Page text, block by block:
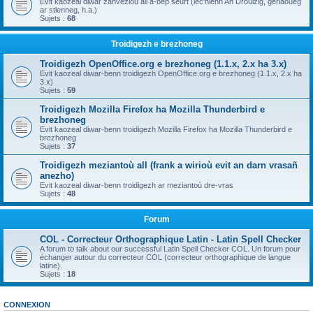
ar stlenneg, h.a.)
Sujets : 68
Troidigezh e brezhoneg
Troidigezh OpenOffice.org e brezhoneg (1.1.x, 2.x ha 3.x)
Evit kaozeal diwar-benn troidigezh OpenOffice.org e brezhoneg (1.1.x, 2.x ha
3.x)
Sujets : 59
Troidigezh Mozilla Firefox ha Mozilla Thunderbird e
brezhoneg
Evit kaozeal diwar-benn troidigezh Mozilla Firefox ha Mozilla Thunderbird e
brezhoneg
Sujets : 37
Troidigezh meziantoù all (frank a wirioù evit an darn vrasañ
anezho)
Evit kaozeal diwar-benn troidigezh ar meziantoù dre-vras
Sujets : 48
Forum
COL - Correcteur Orthographique Latin - Latin Spell Checker
A forum to talk about our successful Latin Spell Checker COL. Un forum pour
échanger autour du correcteur COL (correcteur orthographique de langue
latine).
Sujets : 18
CONNEXION